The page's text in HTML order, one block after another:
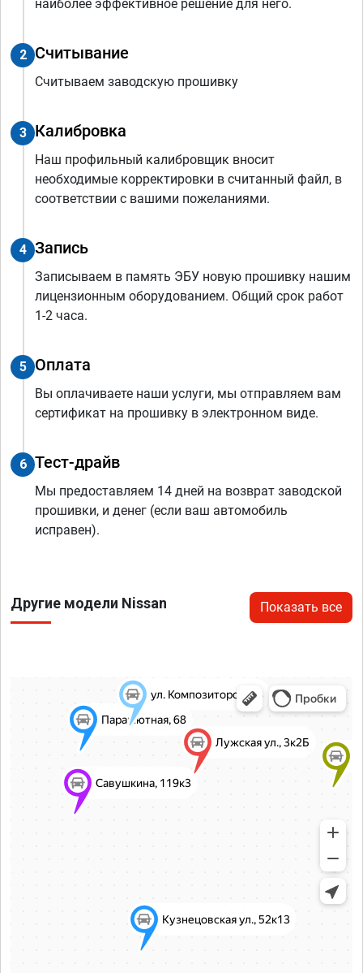
наиболее эффективное решение для него.
2 Считывание
Считываем заводскую прошивку
3 Калибровка
Наш профильный калибровщик вносит
необходимые корректировки в считанный файл, в
соответствии с вашими пожеланиями.
4 Запись
Записываем в память ЭБУ новую прошивку нашим
лицензионным оборудованием. Общий срок работ
1-2 часа.
5 Оплата
Вы оплачиваете наши услуги, мы отправляем вам
сертификат на прошивку в электронном виде.
6 Тест-драйв
Мы предоставляем 14 дней на возврат заводской
прошивки, и денег (если ваш автомобиль
исправен).
Другие модели Nissan Показать все